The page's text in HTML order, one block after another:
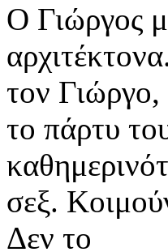
Ο Γιώργος
τον
το πάρτυ
σεξ.
Δεν το